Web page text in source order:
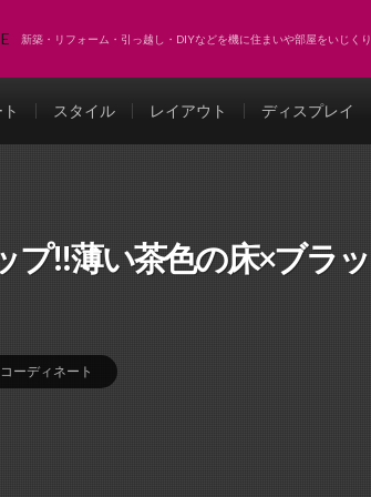
新築・リフォーム・引っ越し・DIYなどを機に住まいや部屋をいじく
スタイル レイアウト ディスプレイ
プ!!薄い茶色の床×ブラ
ーディネート